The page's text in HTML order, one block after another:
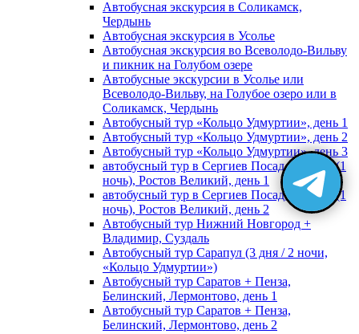
Автобусная экскурсия в Соликамск,
Чердынь
Автобусная экскурсия в Усолье
Автобусная экскурсия во Всеволодо-Вильву
и пикник на Голубом озере
Автобусные экскурсии в Усолье или
Всеволодо-Вильву, на Голубое озеро или в
Соликамск, Чердынь
Автобусный тур «Кольцо Удмуртии», день 1
Автобусный тур «Кольцо Удмуртии», день 2
Автобусный тур «Кольцо Удмуртии», день 3
автобусный тур в Сергиев Посад, Москву (1
ночь), Ростов Великий, день 1
автобусный тур в Сергиев Посад, Москву (1
ночь), Ростов Великий, день 2
Автобусный тур Нижний Новгород +
Владимир, Суздаль
Автобусный тур Сарапул (3 дня / 2 ночи,
«Кольцо Удмуртии»)
Автобусный тур Саратов + Пенза,
Белинский, Лермонтово, день 1
Автобусный тур Саратов + Пенза,
Белинский, Лермонтово, день 2